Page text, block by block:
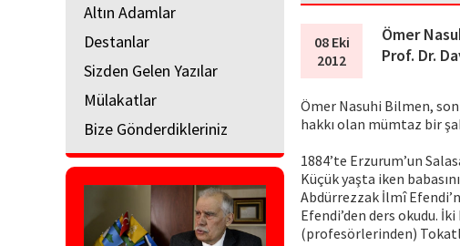
Altın Adamlar
Destanlar
Sizden Gelen Yazılar
Mülakatlar
Bize Gönderdikleriniz
08 Eki
2012
Ömer
Prof. Dr.
Ömer Nasuhi Bilmen,
hakkı olan mümtaz bir
1884’te Erzurum’un
Küçük yaşta iken
Abdürrezzak İlmî
Efendi’den ders okudu.
(profesörlerinden)